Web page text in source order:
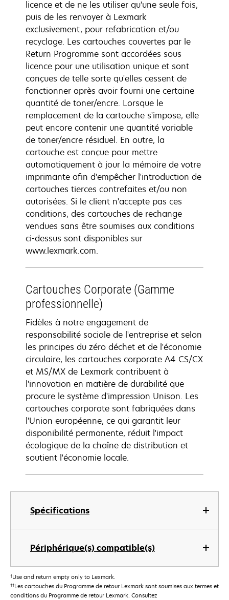
Spécifications
Périphérique(s) compatible(s)
licence et de ne les utiliser qu'une seule fois,
puis de les renvoyer à Lexmark
exclusivement, pour refabrication et/ou
recyclage. Les cartouches couvertes par le
Return Programme sont accordées sous
licence pour une utilisation unique et sont
conçues de telle sorte qu'elles cessent de
fonctionner après avoir fourni une certaine
quantité de toner/encre. Lorsque le
remplacement de la cartouche s'impose, elle
peut encore contenir une quantité variable
de toner/encre résiduel. En outre, la
cartouche est conçue pour mettre
automatiquement à jour la mémoire de votre
imprimante afin d'empêcher l'introduction de
cartouches tierces contrefaites et/ou non
autorisées. Si le client n'accepte pas ces
conditions, des cartouches de rechange
vendues sans être soumises aux conditions
ci-dessus sont disponibles sur
www.lexmark.com.
Cartouches Corporate (Gamme
professionnelle)
Fidèles à notre engagement de
responsabilité sociale de l'entreprise et selon
les principes du zéro déchet et de l'économie
circulaire, les cartouches corporate A4 CS/CX
et MS/MX de Lexmark contribuent à
l'innovation en matière de durabilité que
procure le système d'impression Unison. Les
cartouches corporate sont fabriquées dans
l'Union européenne, ce qui garantit leur
disponibilité permanente, réduit l'impact
écologique de la chaîne de distribution et
soutient l'économie locale.
†Use and return empty only to Lexmark.
††Les cartouches du Programme de retour Lexmark sont soumises aux termes et
conditions du Programme de retour Lexmark. Consultez